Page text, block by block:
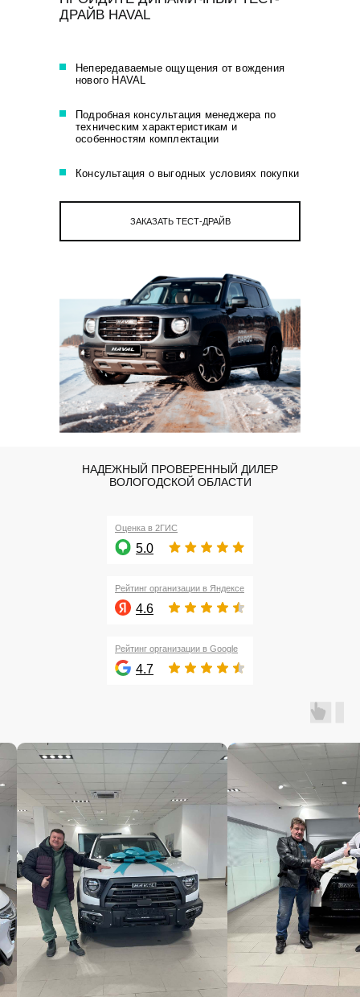
ДРАЙВ HAVAL
ЗАКАЗАТЬ ТЕСТ-ДРАЙВ
Непередаваемые ощущения от вождения
нового HAVAL
Подробная консультация менеджера по
техническим характеристикам и
особенностям комплектации
Консультация о выгодных условиях покупки
НАДЕЖНЫЙ ПРОВЕРЕННЫЙ ДИЛЕР
ВОЛОГОДСКОЙ ОБЛАСТИ
Рейтинг организации в Google
4.7
Рейтинг организации в Яндексе
4.6
Оценка в 2ГИС
5.0